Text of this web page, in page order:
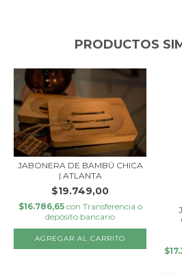
PRODUCTOS
JABONERA DE BAMBÚ CHICA
| ATLANTA
$19.749,00
$16.786,65 con Transferencia o
depósito bancario